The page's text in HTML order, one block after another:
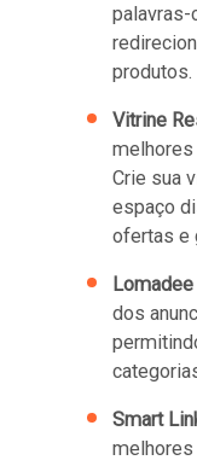
palavras-
produtos.
Vitrine
Crie sua
espaço
ofertas e
Lomadee
dos
Smart
melhores